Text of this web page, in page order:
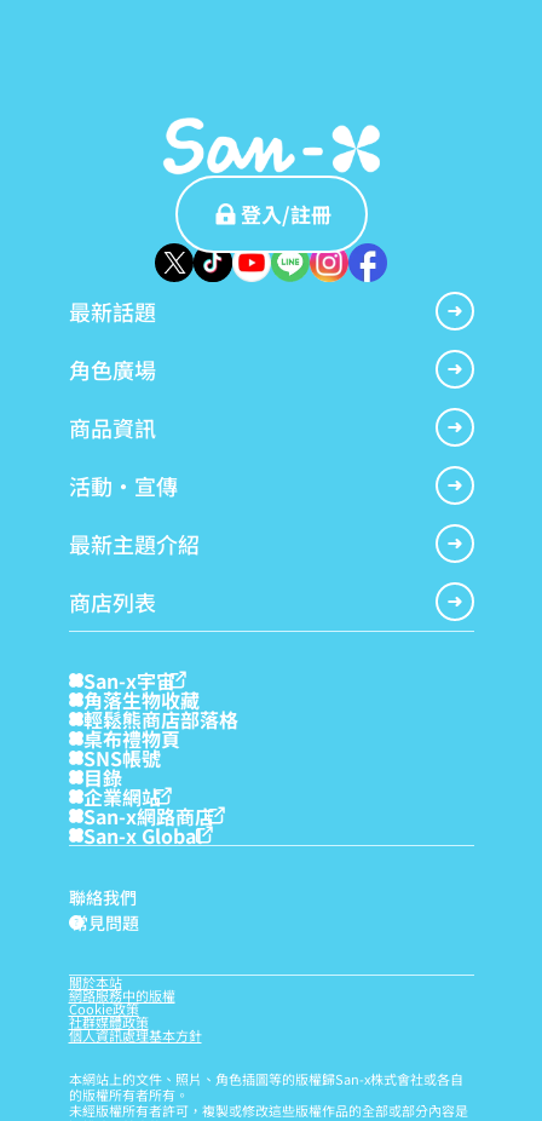
下載
智慧型手機版(1179×2556px)
下載
登入/註冊
最新話題
角色廣場
商品資訊
活動・宣傳
最新主題介紹
商店列表
San-x宇宙
角落生物收藏
輕鬆熊商店部落格
桌布禮物頁
SNS帳號
目錄
企業網站
San-x網路商店
San-x Global
聯絡我們
?
常見問題
關於本站
網路服務中的版權
Cookie政策
社群媒體政策
個人資訊處理基本方針
本網站上的文件、照片、角色插圖等的版權歸San-x株式會社或各自
的版權所有者所有。
未經版權所有者許可，複製或修改這些版權作品的全部或部分內容是